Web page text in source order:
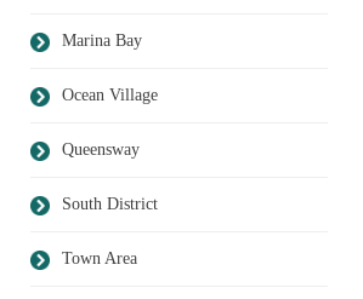
Marina Bay
Ocean Village
Queensway
South District
Town Area